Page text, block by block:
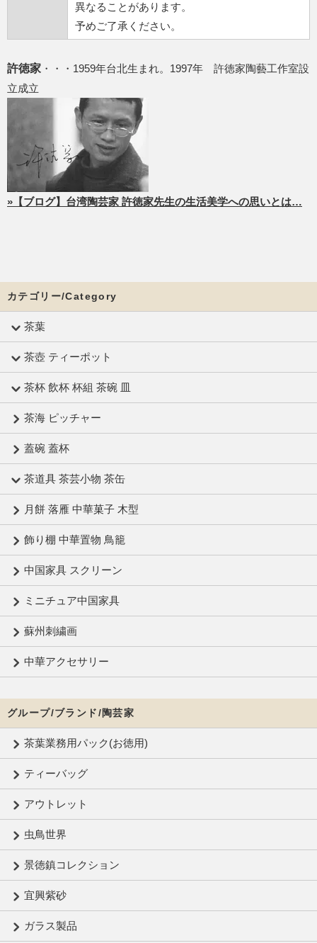
異なることがあります。
予めご了承ください。
許徳家 ・・・1959年台北生まれ。1997年 許徳家陶藝工作室設
立成立
»【ブログ】台湾陶芸家 許徳家先生の生活美学への思いとは…
カテゴリー/Category
茶葉
茶壺 ティーポット
茶杯 飲杯 杯組 茶碗 皿
茶海 ピッチャー
蓋碗 蓋杯
茶道具 茶芸小物 茶缶
月餅 落雁 中華菓子 木型
飾り棚 中華置物 鳥籠
中国家具 スクリーン
ミニチュア中国家具
蘇州刺繍画
中華アクセサリー
グループ/ブランド/陶芸家
茶葉業務用パック(お徳用)
ティーバッグ
アウトレット
虫鳥世界
景徳鎮コレクション
宜興紫砂
ガラス製品